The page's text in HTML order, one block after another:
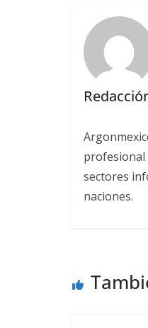
profesional
sectores
naciones.